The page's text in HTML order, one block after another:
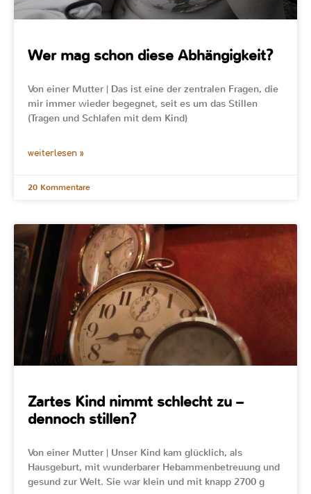
Wer mag schon diese Abhängigkeit?
Von einer Mutter | Das ist eine der zentralen Fragen, die
mir immer wieder begegnet, seit es um das Stillen
(Tragen und Schlafen mit dem Kind)
weiterlesen »
20 Kommentare
Zartes Kind nimmt schlecht zu –
dennoch stillen?
Von einer Mutter | Unser Kind kam glücklich, als
Hausgeburt, mit wunderbarer Hebammenbetreuung und
gesund zur Welt. Sie war klein und mit knapp 2700 g